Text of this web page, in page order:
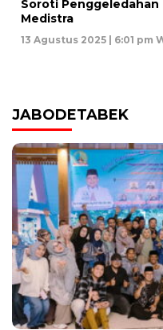
Soroti Penggeledahan
Medistra
13 Agustus 2025 | 6:01 pm
JABODETABEK